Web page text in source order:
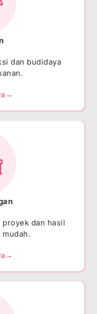
dan budidaya
proyek dan hasil